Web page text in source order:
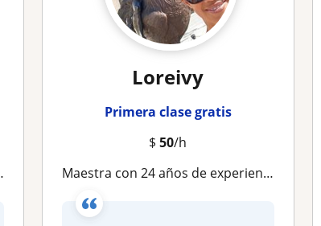
Loreivy
Primera clase gratis
$50/h
Maestra con 24 años de experiencia impartiendo clases a niños,jóvenes y adultos